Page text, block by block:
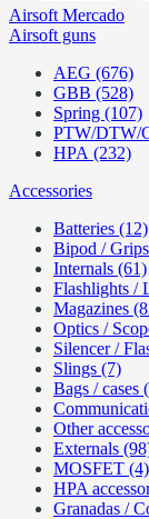
Airsoft Mercado
Airsoft guns
AEG (676)
GBB (528)
Spring (107)
PTW/DTW/
HPA (232)
Accessories
Batteries (12)
Bipod /
Internals (61)
Flashlights /
Magazines
Optics /
Silencer /
Slings (7)
Bags / cases
Other
Externals
MOSFET (4)
HPA
Granadas /